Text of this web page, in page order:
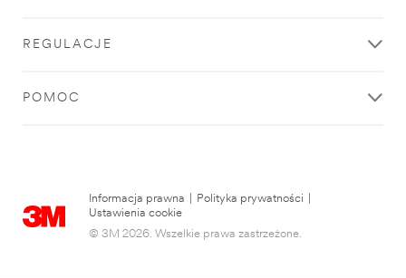
REGULACJE
POMOC
Informacja prawna Polityka prywatności
Ustawienia cookie
© 3M 2026. Wszelkie prawa zastrzeżone.